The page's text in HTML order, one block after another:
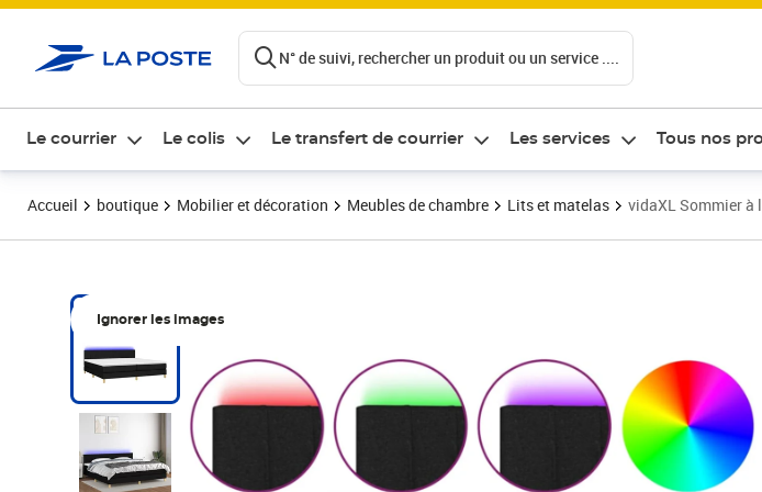
N° de suivi, rechercher un produit ou un service ....
Le courrier Le colis Le transfert de courrier Les services Tous nos
Accueil boutique Mobilier et décoration Meubles de chambre Lits et matelas vidaXL Sommier à
Ignorer les images